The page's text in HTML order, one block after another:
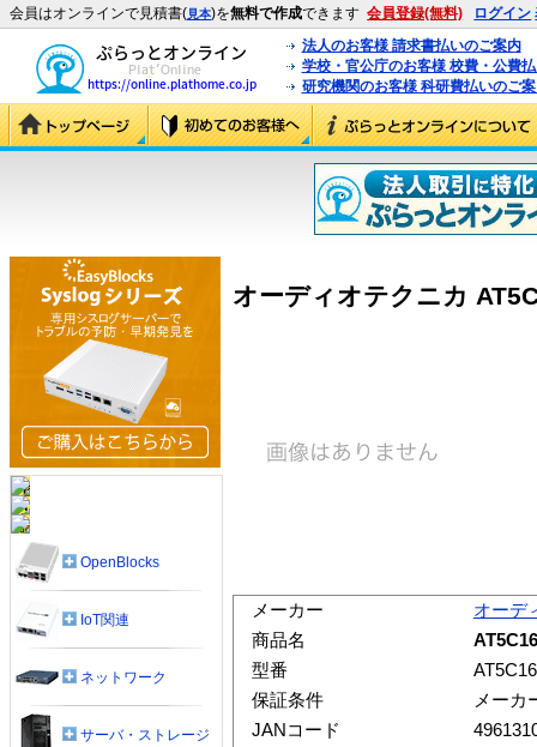
会員はオンラインで見積書(見本)を無料で作成できます 会員登録(無料) ログイン
法人のお客様 請求書払いのご案内
学校・官公庁のお客様 校費・公費
研究機関のお客様 科研費払いのご
オーディオテクニカ
メーカー
オーデ
商品名
型番
保証条件
メーカ
JANコード
OpenBlocks
IoT関連
ネットワーク
サーバ・ストレージ